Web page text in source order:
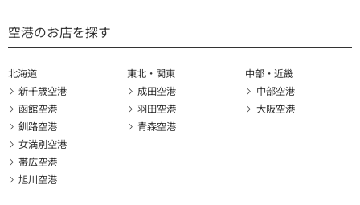
空港のお店を探す
北海道
新千歳空港
函館空港
釧路空港
女満別空港
帯広空港
旭川空港
東北・関東
成田空港
羽田空港
青森空港
中部・近畿
中部空港
大阪空港